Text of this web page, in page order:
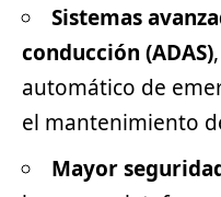
Sistemas
conducción (ADAS)
automático de
el mantenimiento
Mayor